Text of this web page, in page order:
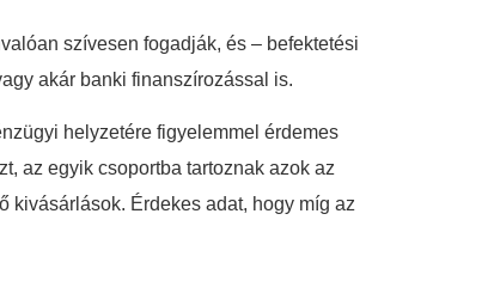
szívesen fogadják, és – befektetési
akár banki finanszírozással is.
helyzetére figyelemmel érdemes
az egyik csoportba tartoznak azok az
kivásárlások. Érdekes adat, hogy míg az